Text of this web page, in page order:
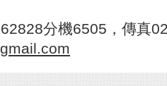
分機6505，傳真